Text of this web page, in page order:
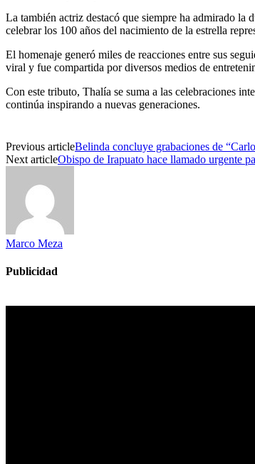
La también actriz destacó que siempre ha admirado la
celebrar los 100 años del nacimiento de la estrella
El homenaje generó miles de reacciones entre sus
viral y fue compartida por diversos medios de
Con este tributo, Thalía se suma a las celebraciones
continúa inspirando a nuevas generaciones.
Previous articleBelinda concluye grabaciones de
Next articleObispo de Irapuato hace llamado urgente
Marco Meza
Publicidad